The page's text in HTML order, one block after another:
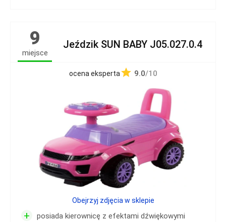
9
miejsce
Jeździk SUN BABY J05.027.0.4
ocena eksperta 9.0/10
+ posiada kierownicę z efektami dźwiękowymi
Obejrzyj zdjęcia w sklepie